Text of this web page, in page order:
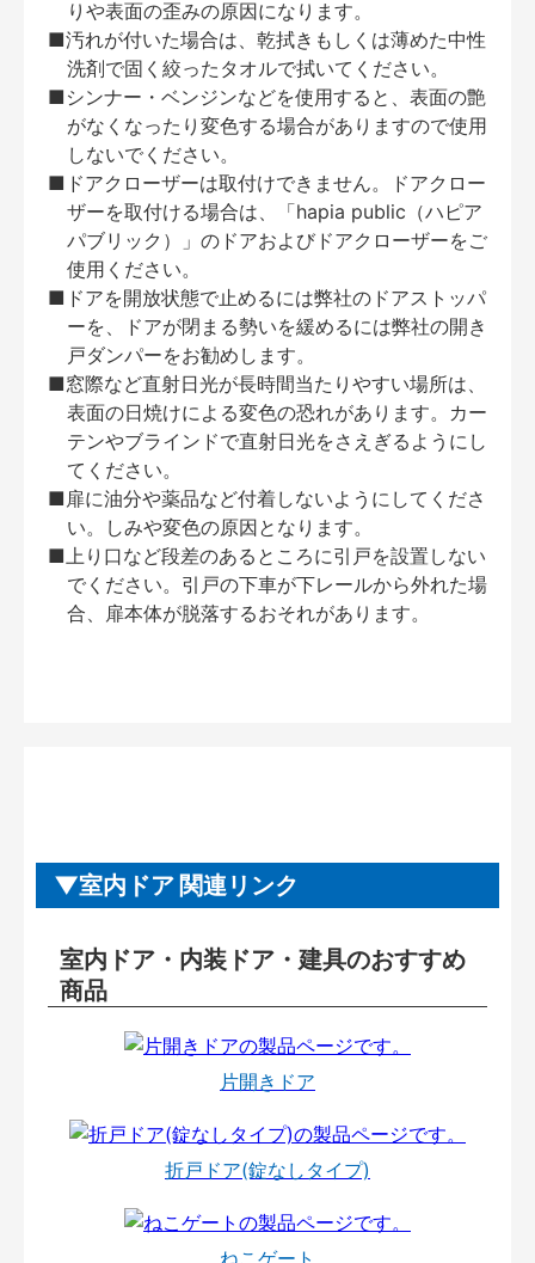
りや表面の歪みの原因になります。
■汚れが付いた場合は、乾拭きもしくは薄めた中性
洗剤で固く絞ったタオルで拭いてください。
■シンナー・ベンジンなどを使用すると、表面の艶
がなくなったり変色する場合がありますので使用
しないでください。
■ドアクローザーは取付けできません。ドアクロー
ザーを取付ける場合は、「hapia public（ハピア
パブリック）」のドアおよびドアクローザーをご
使用ください。
■ドアを開放状態で止めるには弊社のドアストッパ
ーを、ドアが閉まる勢いを緩めるには弊社の開き
戸ダンパーをお勧めします。
■窓際など直射日光が長時間当たりやすい場所は、
表面の日焼けによる変色の恐れがあります。カー
テンやブラインドで直射日光をさえぎるようにし
てください。
■扉に油分や薬品など付着しないようにしてくださ
い。しみや変色の原因となります。
■上り口など段差のあるところに引戸を設置しない
でください。引戸の下車が下レールから外れた場
合、扉本体が脱落するおそれがあります。
室内ドア 関連リンク
室内ドア・内装ドア・建具のおすすめ
商品
片開きドア
折戸ドア(錠なしタイプ)
ねこゲート